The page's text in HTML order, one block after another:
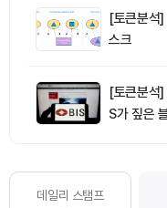
[토큰분석]
스크
[토큰분석
S가 짚은
데일리 스탬프